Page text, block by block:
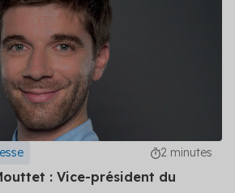
2 minutes
: Vice-président du